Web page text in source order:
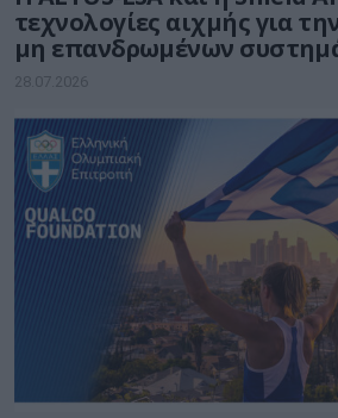
τεχνολογίες αιχμής για
μη επανδρωμένων
αεροσκαφών
28.07.2026